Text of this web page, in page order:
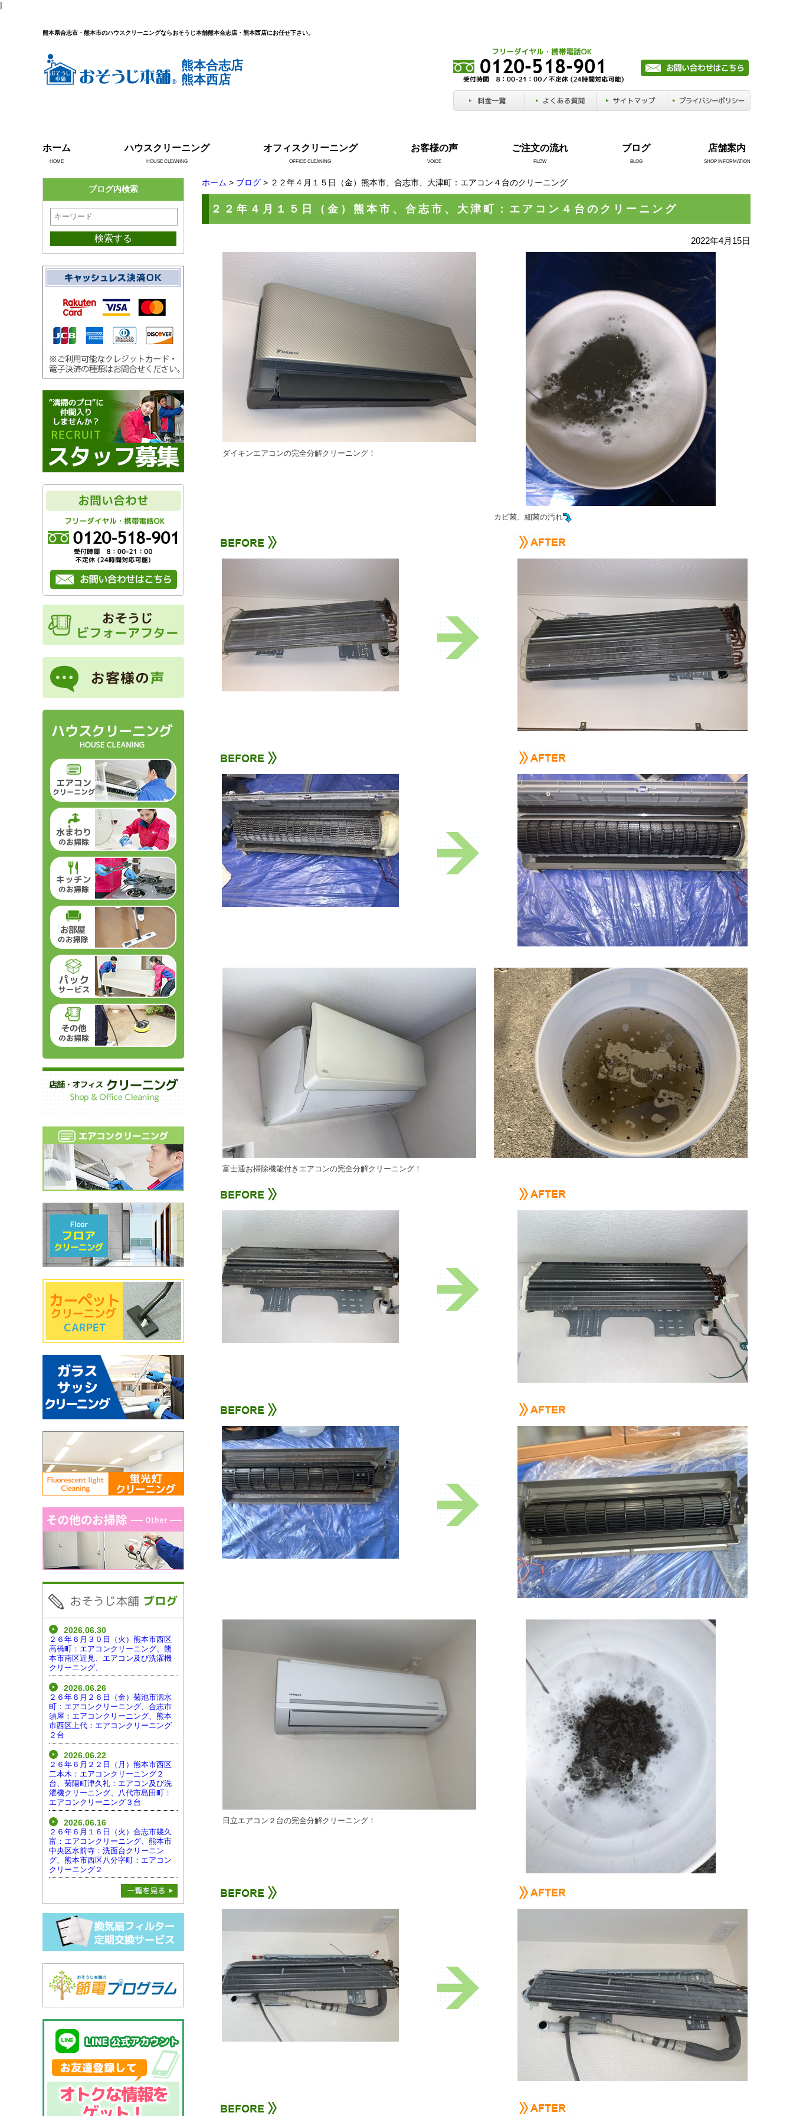
|
熊本県合志市・熊本市のハウスクリーニングならおそうじ本舗熊本合志店・熊本西店にお任せ下さい。
熊本合志店
熊本西店
ホーム
HOME
ハウスクリーニング
HOUSE CLEANING
オフィスクリーニング
OFFICE CLEANING
お客様の声
VOICE
ご注文の流れ
FLOW
ブログ
BLOG
店舗案内
SHOP INFORMATION
ホーム > ブログ > ２２年４月１５日（金）熊本市、合志市、大津町：エアコン４台のクリーニング
２２年４月１５日（金）熊本市、合志市、大津町：エアコン４台のクリーニング
2022年4月15日
ダイキンエアコンの完全分解クリーニング！
カビ菌、細菌の汚れ
富士通お掃除機能付きエアコンの完全分解クリーニング！
日立エアコン２台の完全分解クリーニング！
ブログ内検索
2026.06.30
２６年６月３０日（火）熊本市西区
高橋町：エアコンクリーニング、熊
本市南区近見、エアコン及び洗濯機
クリーニング、
2026.06.26
２６年６月２６日（金）菊池市泗水
町：エアコンクリーニング、合志市
須屋：エアコンクリーニング、熊本
市西区上代：エアコンクリーニング
２台
2026.06.22
２６年６月２２日（月）熊本市西区
二本木：エアコンクリーニング２
台、菊陽町津久礼：エアコン及び洗
濯機クリーニング、八代市島田町：
エアコンクリーニング３台
2026.06.16
２６年６月１６日（火）合志市幾久
富：エアコンクリーニング、熊本市
中央区水前寺：洗面台クリーニン
グ、熊本市西区八分字町：エアコン
クリーニング２